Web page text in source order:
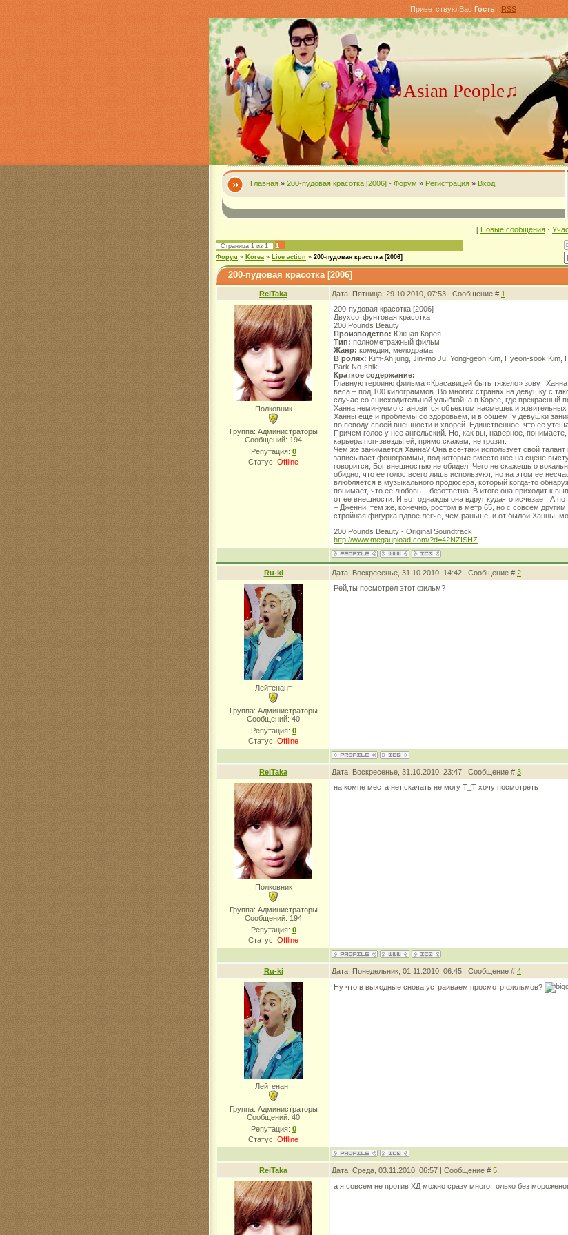
Приветствую Вас Гость | RSS
♫Asian People♫
Главная » 200-пудовая красотка [2006] - Форум » Регистрация » Вход
[ Новые сообщения ·
Страница 1 из 1 1
Форум » Korea » Live action » 200-пудовая красотка [2006]
200-пудовая красотка [2006]
ReiTaka Дата: Пятница, 29.10.2010, 07:53 | Сообщение # 1
Полковник
Группа: Администраторы
Сообщений: 194
Репутация: 0
Статус: Offline
200-пудовая красотка [2006]
Двухсотфунтовая красотка
200 Pounds Beauty
Производство: Южная Корея
Тип: полнометражный фильм
Жанр: комедия, мелодрама
В ролях: Kim-Ah jung, Jin-mo Ju, Yong-geon Kim, Hyeon-sook Kim,
Park No-shik
Краткое содержание:
Главную героиню фильма «Красавицей быть тяжело» зовут
веса – под 100 килограммов. Во многих странах на девушку с
случае со снисходительной улыбкой, а в Корее, где прекрасный
Ханна неминуемо становится объектом насмешек и
Ханны еще и проблемы со здоровьем, и в общем, у девушки
по поводу своей внешности и хворей. Единственное, что ее
Причем голос у нее ангельский. Но, как вы, наверное,
карьера поп-звезды ей, прямо скажем, не грозит.
Чем же занимается Ханна? Она все-таки использует свой
записывает фонограммы, под которые вместо нее на сцене
говорится, Бог внешностью не обидел. Чего не скажешь о
обидно, что ее голос всего лишь используют, но на этом ее
влюбляется в музыкального продюсера, который когда-то
понимает, что ее любовь – безответна. В итоге она приходит к
от ее внешности. И вот однажды она вдруг куда-то исчезает. А
– Дженни, тем же, конечно, ростом в метр 65, но с совсем
стройная фигурка вдвое легче, чем раньше, и от былой Ханны,
200 Pounds Beauty - Original Soundtrack
http://www.megaupload.com/?d=42NZISHZ
Ru-ki Дата: Воскресенье, 31.10.2010, 14:42 | Сообщение # 2
Лейтенант
Группа: Администраторы
Сообщений: 40
Репутация: 0
Статус: Offline
Рей,ты посмотрел этот фильм?
ReiTaka Дата: Воскресенье, 31.10.2010, 23:47 | Сообщение # 3
Полковник
Группа: Администраторы
Сообщений: 194
Репутация: 0
Статус: Offline
на компе места нет,скачать не могу Т_Т хочу посмотреть
Ru-ki Дата: Понедельник, 01.11.2010, 06:45 | Сообщение # 4
Лейтенант
Группа: Администраторы
Сообщений: 40
Репутация: 0
Статус: Offline
Ну что,в выходные снова устраиваем просмотр фильмов?
ReiTaka Дата: Среда, 03.11.2010, 06:57 | Сообщение # 5
а я совсем не против ХД можно сразу много,только без